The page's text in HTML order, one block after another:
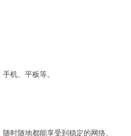
机、平板等。
时随地都能享受到稳定的网络。